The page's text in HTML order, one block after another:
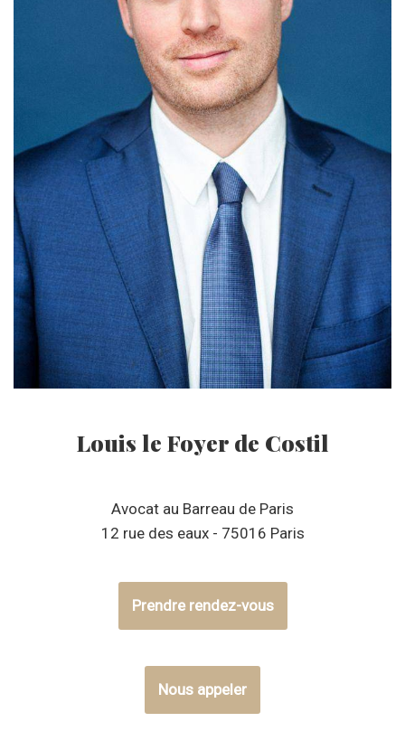
Louis le Foyer de Costil
Avocat au Barreau de Paris
12 rue des eaux - 75016 Paris
Prendre rendez-vous
Nous appeler